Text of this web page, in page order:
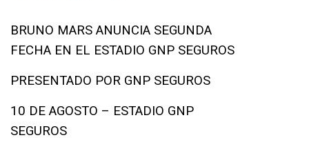
BRUNO MARS ANUNCIA SEGUNDA
FECHA EN EL ESTADIO GNP SEGUROS
PRESENTADO POR GNP SEGUROS
10 DE AGOSTO – ESTADIO GNP
SEGUROS